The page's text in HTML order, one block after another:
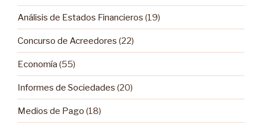
Análisis de Estados Financieros (19)
Concurso de Acreedores (22)
Economía (55)
Informes de Sociedades (20)
Medios de Pago (18)